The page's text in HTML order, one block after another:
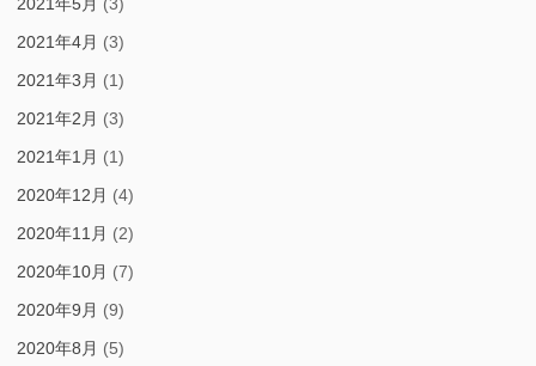
2021年5月 (3)
2021年4月 (3)
2021年3月 (1)
2021年2月 (3)
2021年1月 (1)
2020年12月 (4)
2020年11月 (2)
2020年10月 (7)
2020年9月 (9)
2020年8月 (5)